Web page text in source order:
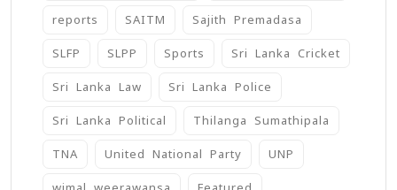
reports SAITM Sajith Premadasa
SLFP SLPP Sports Sri Lanka Cricket
Sri Lanka Law Sri Lanka Police
Sri Lanka Political Thilanga Sumathipala
TNA United National Party UNP